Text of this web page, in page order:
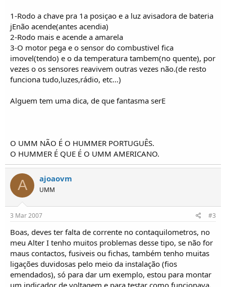
p
i
c
o
s
1-Rodo a chave pra 1a posiçao e a luz avisadora de bateria
jEnão acende(antes acendia)
2-Rodo mais e acende a amarela
3-O motor pega e o sensor do combustivel fica
imovel(tendo) e o da temperatura tambem(no quente), por
vezes o os sensores reavivem outras vezes não.(de resto
funciona tudo,luzes,rádio, etc...)
Alguem tem uma dica, de que fantasma serE
O UMM NÃO É O HUMMER PORTUGUÊS.
O HUMMER É QUE É O UMM AMERICANO.
A ajoaovm
UMM
3 Mar 2007 #3
Boas, deves ter falta de corrente no contaquilometros, no
meu Alter I tenho muitos problemas desse tipo, se não for
maus contactos, fusiveis ou fichas, também tenho muitas
ligações duvidosas pelo meio da instalação (fios
emendados), só para dar um exemplo, estou para montar